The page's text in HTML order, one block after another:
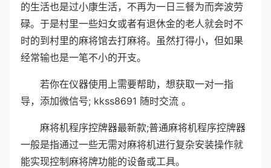
的生活也是过小康生活，不再为一日三餐为而奔波劳
碌。于是村里一些妇女或者有退休金的老人就会时不
时的到村里的麻将馆去打麻将。虽然打得小，但如果
经常输也是一笔不小的开支。
若你在仪器使用上需要帮助，想获取一对一指
导，添加微信号; kkss8691 随时交流 。
麻将机程序控牌器最新款;普通麻将机程序控牌器
一般是指通过一些无需对麻将机进行复杂安装操作就
能实现控制麻将牌功能的设备或工具。